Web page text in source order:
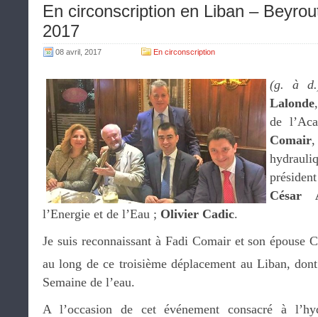
En circonscription en Liban –
2017
08 avril, 2017 En circonscription
(g. à
Lalonde
de
Comair
César
l’Energie et de l’Eau ; Olivier Cadic.
Je suis reconnaissant à Fadi Comair et son épouse
au long de ce troisième déplacement au Liban,
Semaine de l’eau.
A l’occasion de cet événement consacré à